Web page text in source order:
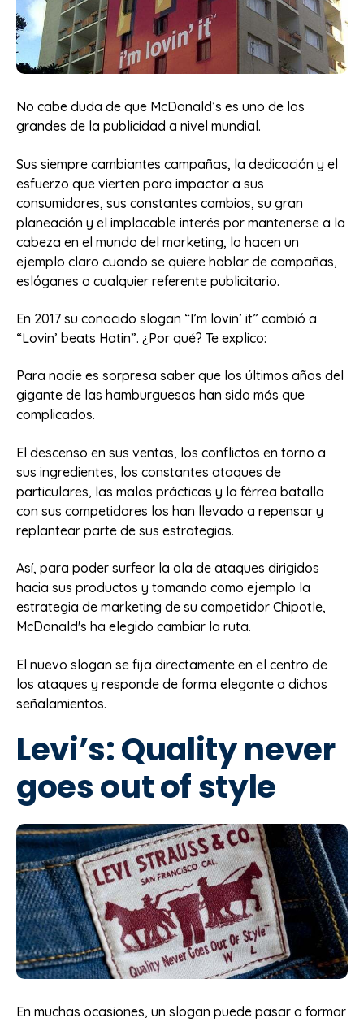
No cabe duda de que McDonald’s es uno de los
grandes de la publicidad a nivel mundial.
Sus siempre cambiantes campañas, la dedicación y el
esfuerzo que vierten para impactar a sus
consumidores, sus constantes cambios, su gran
planeación y el implacable interés por mantenerse a la
cabeza en el mundo del marketing, lo hacen un
ejemplo claro cuando se quiere hablar de campañas,
eslóganes o cualquier referente publicitario.
En 2017 su conocido slogan “I’m lovin’ it” cambió a
“Lovin’ beats Hatin”. ¿Por qué? Te explico:
Para nadie es sorpresa saber que los últimos años del
gigante de las hamburguesas han sido más que
complicados.
El descenso en sus ventas, los conflictos en torno a
sus ingredientes, los constantes ataques de
particulares, las malas prácticas y la férrea batalla
con sus competidores los han llevado a repensar y
replantear parte de sus estrategias.
Así, para poder surfear la ola de ataques dirigidos
hacia sus productos y tomando como ejemplo la
estrategia de marketing de su competidor Chipotle,
McDonald's ha elegido cambiar la ruta.
El nuevo slogan se fija directamente en el centro de
los ataques y responde de forma elegante a dichos
señalamientos.
Levi’s: Quality never
goes out of style
En muchas ocasiones, un slogan puede pasar a formar